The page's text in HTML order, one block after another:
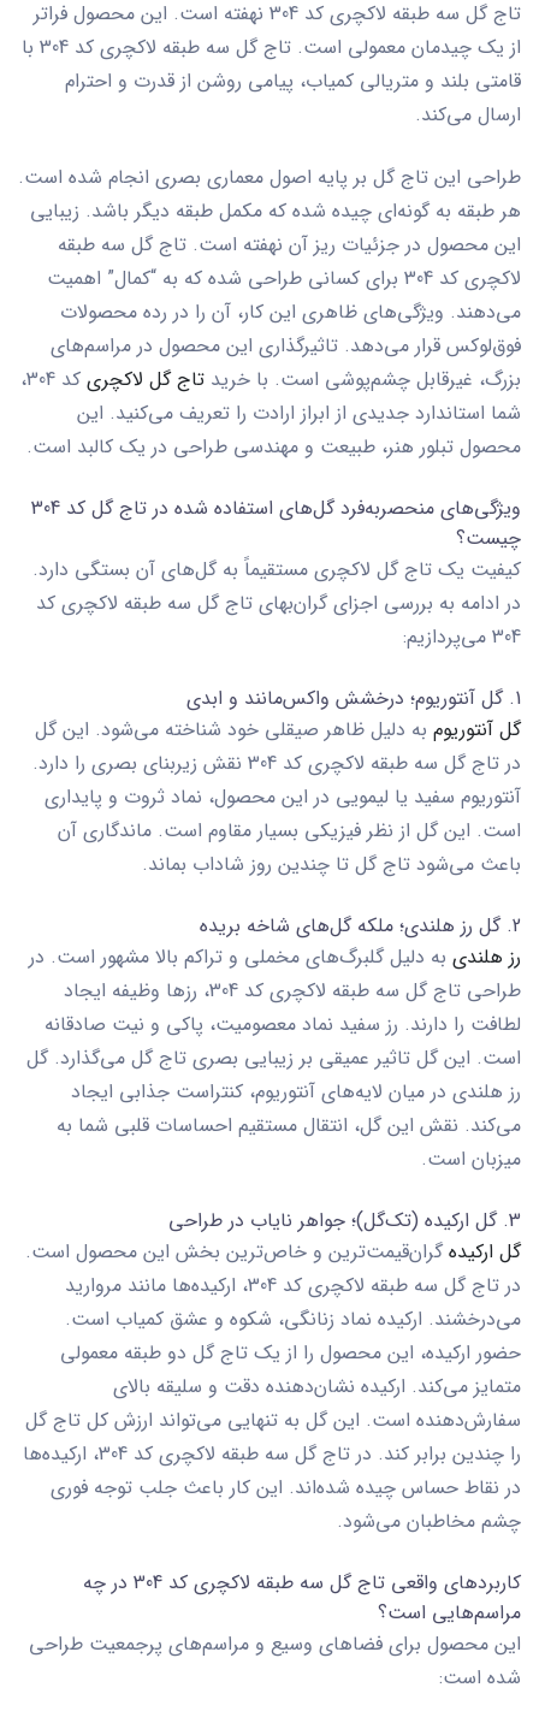
تاج گل سه طبقه لاکچری کد 304
نهفته است. این محصول فراتر
از یک چیدمان معمولی است. تاج گل سه طبقه لاکچری کد 304
با
قامتی بلند و متریالی کمیاب، پیامی روشن از قدرت و احترام
ارسال می‌کند.
طراحی این تاج گل بر پایه اصول معماری بصری انجام شده است.
هر طبقه به گونه‌ای چیده شده که مکمل طبقه دیگر باشد. زیبایی
این محصول در جزئیات ریز آن نهفته است. تاج گل سه طبقه
لاکچری کد 304
برای کسانی طراحی شده که به “کمال” اهمیت
می‌دهند. ویژگی‌های ظاهری این کار، آن را در رده محصولات
فوق‌لوکس قرار می‌دهد. تاثیرگذاری این محصول در مراسم‌های
بزرگ، غیرقابل چشم‌پوشی است. با خرید تاج گل لاکچری کد 304
،
شما استاندارد جدیدی از ابراز ارادت را تعریف می‌کنید. این
محصول تبلور هنر، طبیعت و مهندسی طراحی در یک کالبد است.
ویژگی‌های منحصر‌به‌فرد گل‌های استفاده شده در تاج گل کد 304
چیست؟
کیفیت یک تاج گل لاکچری مستقیماً به گل‌های آن بستگی دارد.
در ادامه به بررسی اجزای گران‌بهای تاج گل سه طبقه لاکچری کد
304 می‌پردازیم:
1. گل آنتوریوم؛ درخشش واکس‌مانند و ابدی
گل آنتوریوم به دلیل ظاهر صیقلی خود شناخته می‌شود. این گل
در تاج گل سه طبقه لاکچری کد 304
نقش زیربنای بصری را دارد.
آنتوریوم سفید یا لیمویی در این محصول، نماد ثروت و پایداری
است. این گل از نظر فیزیکی بسیار مقاوم است. ماندگاری آن
باعث می‌شود تاج گل تا چندین روز شاداب بماند.
2. گل رز هلندی؛ ملکه گل‌های شاخه بریده
رز هلندی به دلیل گلبرگ‌های مخملی و تراکم بالا مشهور است. در
طراحی تاج گل سه طبقه لاکچری کد 304
، رزها وظیفه ایجاد
لطافت را دارند. رز سفید نماد معصومیت، پاکی و نیت صادقانه
است. این گل تاثیر عمیقی بر زیبایی بصری تاج گل می‌گذارد. گل
رز هلندی در میان لایه‌های آنتوریوم، کنتراست جذابی ایجاد
می‌کند. نقش این گل، انتقال مستقیم احساسات قلبی شما به
میزبان است.
3. گل ارکیده (تک‌گل)؛ جواهر نایاب در طراحی
گل ارکیده گران‌قیمت‌ترین و خاص‌ترین بخش این محصول است.
در تاج گل سه طبقه لاکچری کد 304
، ارکیده‌ها مانند مروارید
می‌درخشند. ارکیده نماد زنانگی، شکوه و عشق کمیاب است.
حضور ارکیده، این محصول را از یک تاج گل دو طبقه معمولی
متمایز می‌کند. ارکیده نشان‌دهنده دقت و سلیقه بالای
سفارش‌دهنده است. این گل به تنهایی می‌تواند ارزش کل تاج گل
را چندین برابر کند. در تاج گل سه طبقه لاکچری کد 304
، ارکیده‌ها
در نقاط حساس چیده شده‌اند. این کار باعث جلب توجه فوری
چشم مخاطبان می‌شود.
کاربردهای واقعی تاج گل سه طبقه لاکچری کد 304 در چه
مراسم‌هایی است؟
این محصول برای فضاهای وسیع و مراسم‌های پرجمعیت طراحی
شده است: